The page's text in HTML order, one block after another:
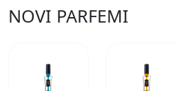
NOVI PARFEMI